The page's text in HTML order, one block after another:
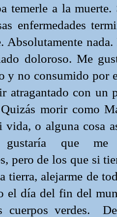
temerle a la
enfermedades
Absolutamente
doloroso. Me
y no consumido por
atragantado con un
morir como
vida, o alguna cosa
que me
pero de los que si
tierra, alejarme de
el día del fin del
cuerpos verdes.